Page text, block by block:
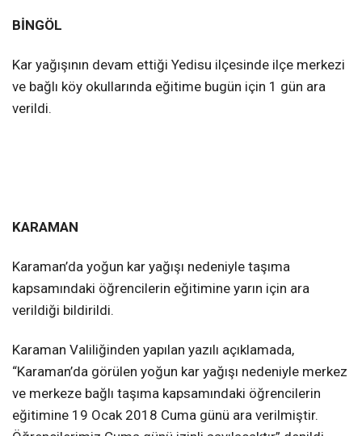
BİNGÖL
Kar yağışının devam ettiği Yedisu ilçesinde ilçe merkezi
ve bağlı köy okullarında eğitime bugün için 1 gün ara
verildi.
KARAMAN
Karaman’da yoğun kar yağışı nedeniyle taşıma
kapsamındaki öğrencilerin eğitimine yarın için ara
verildiği bildirildi.
Karaman Valiliğinden yapılan yazılı açıklamada,
“Karaman’da görülen yoğun kar yağışı nedeniyle merkez
ve merkeze bağlı taşıma kapsamındaki öğrencilerin
eğitimine 19 Ocak 2018 Cuma günü ara verilmiştir.